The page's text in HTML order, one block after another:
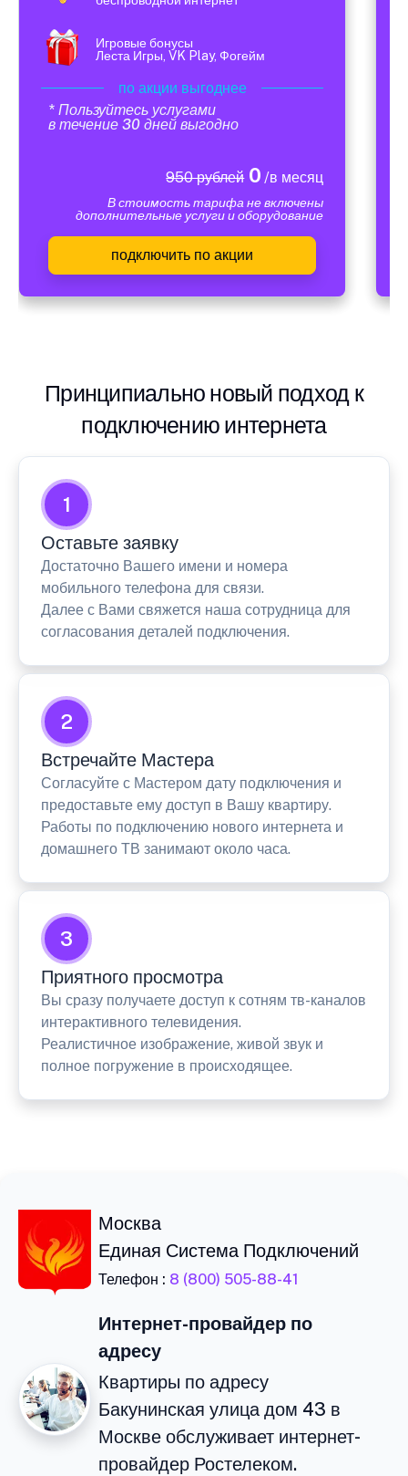
Игровые бонусы
Леста Игры, VK Play, Фогейм
по акции выгоднее
* Пользуйтесь услугами
в течение 30 дней выгодно
950 рублей0 /в месяц
В стоимость тарифа не включены
дополнительные услуги и оборудование
подключить по акции
Принципиально новый подход к
подключению интернета
1
Оставьте заявку
Достаточно Вашего имени и номера
мобильного телефона для связи.
Далее с Вами свяжется наша сотрудница для
согласования деталей подключения.
2
Встречайте Мастера
Согласуйте с Мастером дату подключения и
предоставьте ему доступ в Вашу квартиру.
Работы по подключению нового интернета и
домашнего ТВ занимают около часа.
3
Приятного просмотра
Вы сразу получаете доступ к сотням тв-каналов
интерактивного телевидения.
Реалистичное изображение, живой звук и
полное погружение в происходящее.
Москва
Единая Система Подключений
Телефон : 8 (800) 505-88-41
Интернет-провайдер по
адресу
Квартиры по адресу
Бакунинская улица дом 43 в
Москве обслуживает интернет-
провайдер Ростелеком.